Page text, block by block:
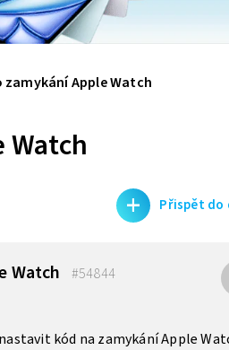
Apple Watch
+ Přispět do
Watch #54844
kód na zamykání Apple